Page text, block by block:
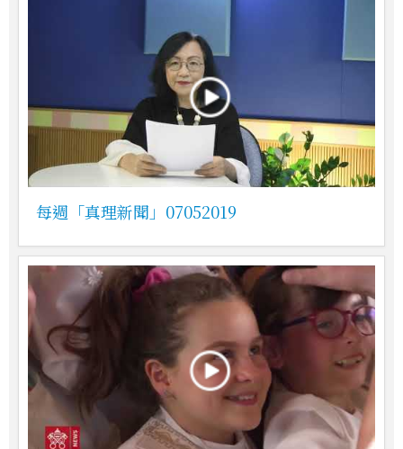
每週「真理新聞」07052019